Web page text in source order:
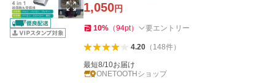
1,050円
10% （94pt） 要エントリー
4.20（ 148件）
最短8/10お届け
ONETOOTHショップ